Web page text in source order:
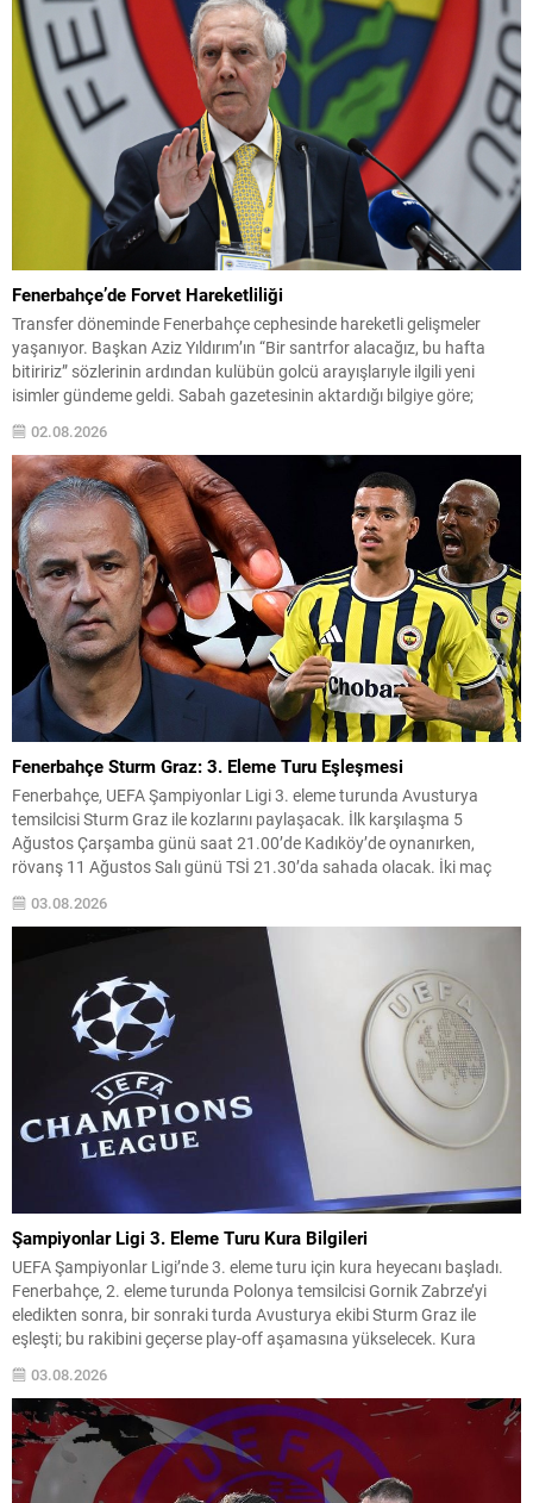
Fenerbahçe’de Forvet Hareketliliği
Transfer döneminde Fenerbahçe cephesinde hareketli gelişmeler
yaşanıyor. Başkan Aziz Yıldırım’ın “Bir santrfor alacağız, bu hafta
bitiririz” sözlerinin ardından kulübün golcü arayışlarıyle ilgili yeni
isimler gündeme geldi. Sabah gazetesinin aktardığı bilgiye göre;
Başkan Yıldırım’ın işaret ettiği isimlerden biri Serhou Guirassy. Gineli
forvet için Borussia Dortmund ile görüşmelerin sürdüğü, bonservis
bedelinin 30...
02.08.2026
Fenerbahçe Sturm Graz: 3. Eleme Turu Eşleşmesi
Fenerbahçe, UEFA Şampiyonlar Ligi 3. eleme turunda Avusturya
temsilcisi Sturm Graz ile kozlarını paylaşacak. İlk karşılaşma 5
Ağustos Çarşamba günü saat 21.00’de Kadıköy’de oynanırken,
rövanş 11 Ağustos Salı günü TSİ 21.30’da sahada olacak. İki maç
sonunda turu geçen takım, play-off turunda daha önce belirlenen
eşleşmenin galibiyle karşılaşacak. Kura çekimi İsviçre’nin...
03.08.2026
Şampiyonlar Ligi 3. Eleme Turu Kura Bilgileri
UEFA Şampiyonlar Ligi’nde 3. eleme turu için kura heyecanı başladı.
Fenerbahçe, 2. eleme turunda Polonya temsilcisi Gornik Zabrze’yi
eledikten sonra, bir sonraki turda Avusturya ekibi Sturm Graz ile
eşleşti; bu rakibini geçerse play-off aşamasına yükselecek. Kura
kentindeki UEFA Genel Merkezi’nde...
03.08.2026